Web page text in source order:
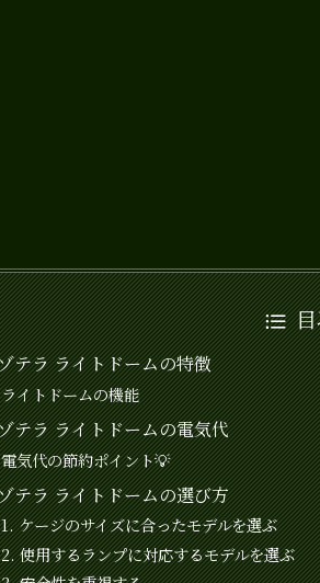
テラ ライトドームの特徴
ライトドームの機能
テラ ライトドームの電気代
電気代の節約ポイント💡
テラ ライトドームの選び方
1. ケージのサイズに合ったモデルを選ぶ
2. 使用するランプに対応するモデルを選ぶ